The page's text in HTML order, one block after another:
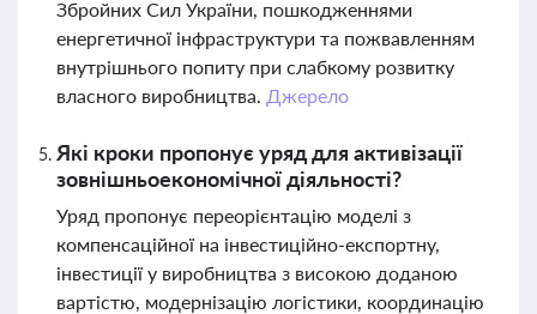
Збройних Сил України, пошкодженнями
енергетичної інфраструктури та пожвавленням
внутрішнього попиту при слабкому розвитку
власного виробництва. Джерело
Які кроки пропонує уряд для активізації
зовнішньоекономічної діяльності?
Уряд пропонує переорієнтацію моделі з
компенсаційної на інвестиційно-експортну,
інвестиції у виробництва з високою доданою
вартістю, модернізацію логістики, координацію